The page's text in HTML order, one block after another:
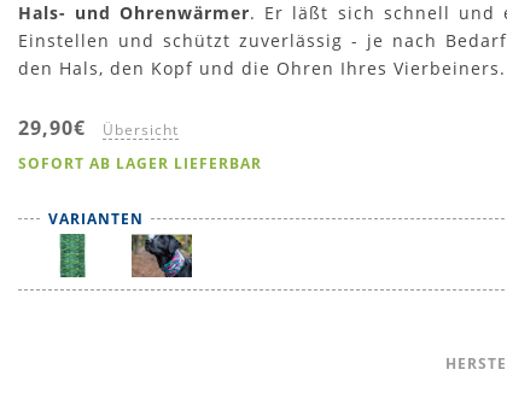
Hals- und Ohrenwärmer. Er läßt sich schnell und
Einstellen und schützt zuverlässig - je nach
den Hals, den Kopf und die Ohren Ihres Vierbeiners.
29,90€ Übersicht
SOFORT AB LAGER LIEFERBAR
VARIANTEN